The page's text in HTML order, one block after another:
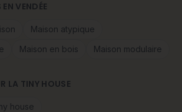
VENDÉE
Maison atypique
Maison en bois Maison modulaire
LA TINY HOUSE
house